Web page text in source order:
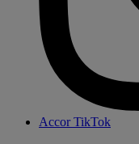
Accor TikTok